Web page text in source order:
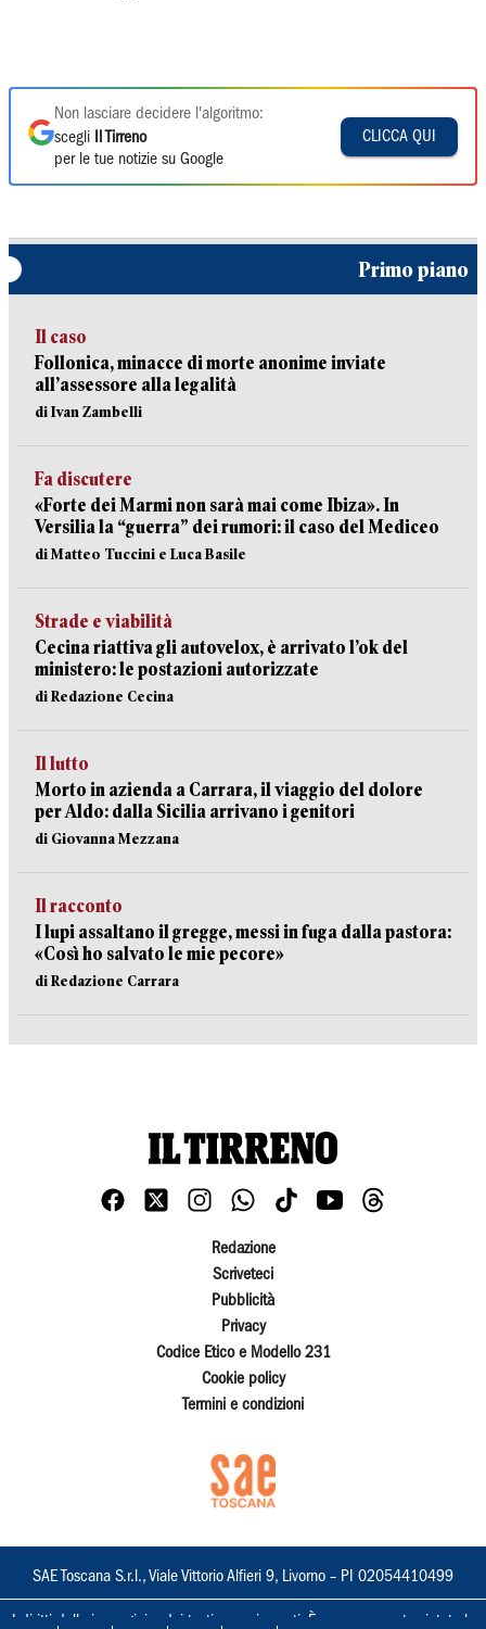
Non lasciare decidere l'algoritmo:
scegli
Il Tirreno
per le tue notizie su Google
CLICCA QUI
Primo piano
Il caso
Follonica, minacce di morte anonime inviate
all’assessore alla legalità
di Ivan Zambelli
Fa discutere
«Forte dei Marmi non sarà mai come Ibiza». In
Versilia la “guerra” dei rumori: il caso del Mediceo
di Matteo Tuccini e Luca Basile
Strade e viabilità
Cecina riattiva gli autovelox, è arrivato l’ok del
ministero: le postazioni autorizzate
di Redazione Cecina
Il lutto
Morto in azienda a Carrara, il viaggio del dolore
per Aldo: dalla Sicilia arrivano i genitori
di Giovanna Mezzana
Il racconto
I lupi assaltano il gregge, messi in fuga dalla pastora:
«Così ho salvato le mie pecore»
di Redazione Carrara
Redazione
Scriveteci
Pubblicità
Privacy
Codice Etico e Modello 231
Cookie policy
Termini e condizioni
SAE Toscana S.r.l., Viale Vittorio Alfieri 9, Livorno – PI 02054410499
I diritti delle immagini e dei testi sono riservati. È espressamente vietata la